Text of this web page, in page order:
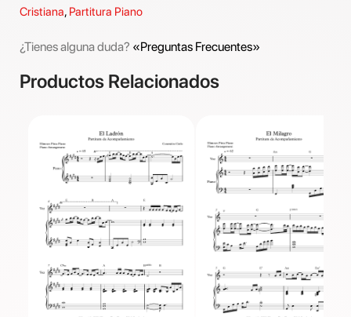
Cristiana, Partitura Piano
¿Tienes alguna duda? «Preguntas Frecuentes»
Productos Relacionados